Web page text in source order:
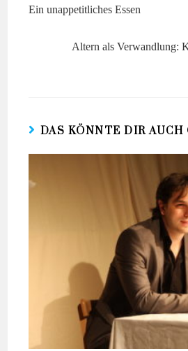
Ein unappetitliches Essen
Altern als Verwandlung:
DAS KÖNNTE DIR AUCH